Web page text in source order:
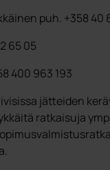
puh. +358 40
65 05
400 963 193
jätteiden
ratkaisuja